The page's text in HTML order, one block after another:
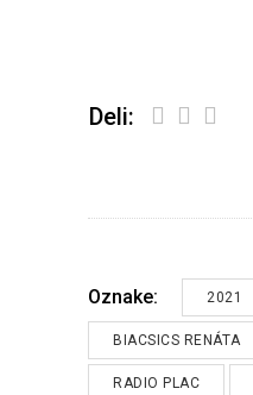
Deli:
Oznake: 2021
BIACSICS RENÁTA
RADIO PLAC